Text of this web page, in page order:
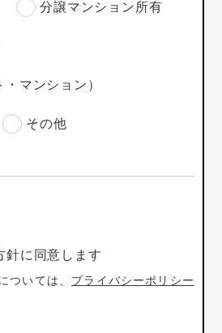
分譲マンション所有
マンション）
その他
針に同意します
ついては、 プライバシーポリシー